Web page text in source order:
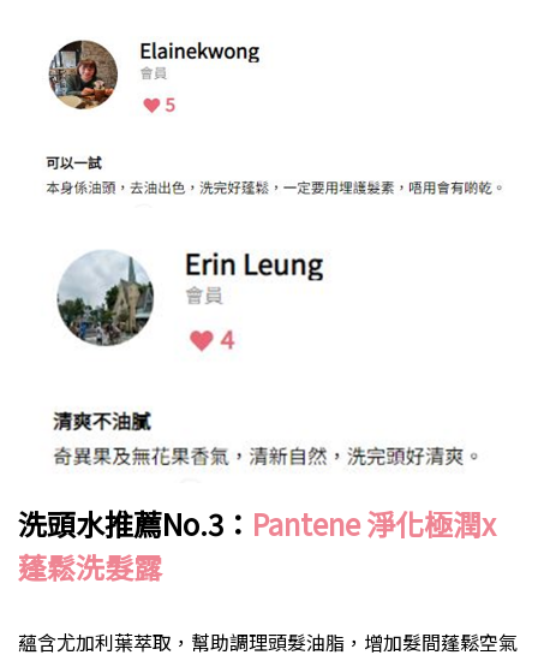
洗頭水推薦No.3 ： Pantene淨化極潤x
蓬鬆洗髮露
蘊含尤加利葉萃取，幫助調理頭髮油脂，增加髮間蓬鬆空氣